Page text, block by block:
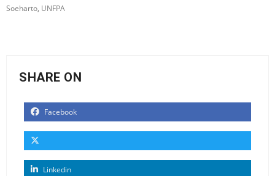
Soeharto, UNFPA
SHARE ON
Facebook
Linkedin